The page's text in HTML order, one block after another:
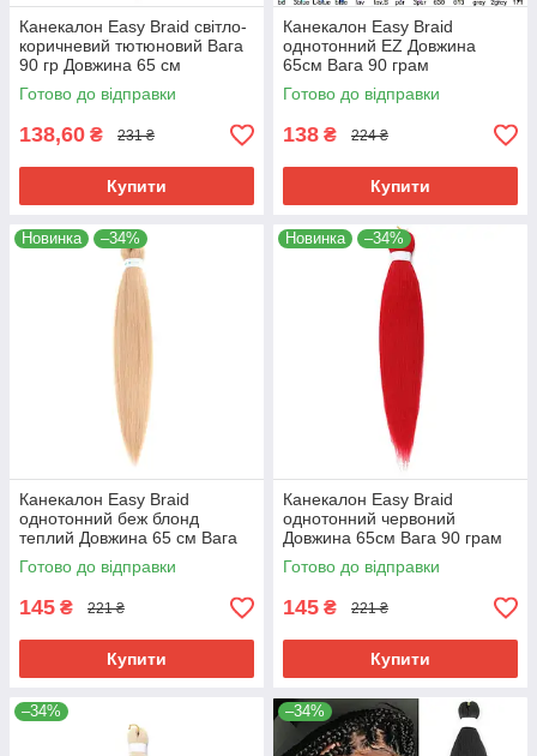
Канекалон Easy Braid світло-
коричневий тютюновий Вага
90 гр Довжина 65 см
Низькотемпературний 100-
150°С 6B
Готово до відправки
138,60 ₴ 231 ₴
Купити
Канекалон Easy Braid
однотонний EZ Довжина
65см Вага 90 грам
Низькотемпературний
матеріал 100-150 °C
Готово до відправки
138 ₴ 224 ₴
Купити
Новинка –34%
Канекалон Easy Braid
однотонний беж блонд
теплий Довжина 65 см Вага
90 грам
Низькотемпературний 100-
150 ° С 24#EZ
Готово до відправки
145 ₴ 221 ₴
Купити
Новинка –34%
Канекалон Easy Braid
однотонний червоний
Довжина 65см Вага 90 грам
Низькотемпературний 100-
150°С RedEZ
Готово до відправки
145 ₴ 221 ₴
Купити
–34% –34%